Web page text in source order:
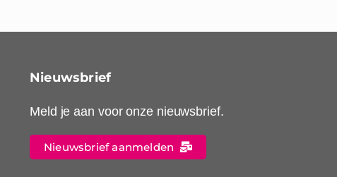
Nieuwsbrief
Meld je aan voor onze nieuwsbrief.
Nieuwsbrief aanmelden